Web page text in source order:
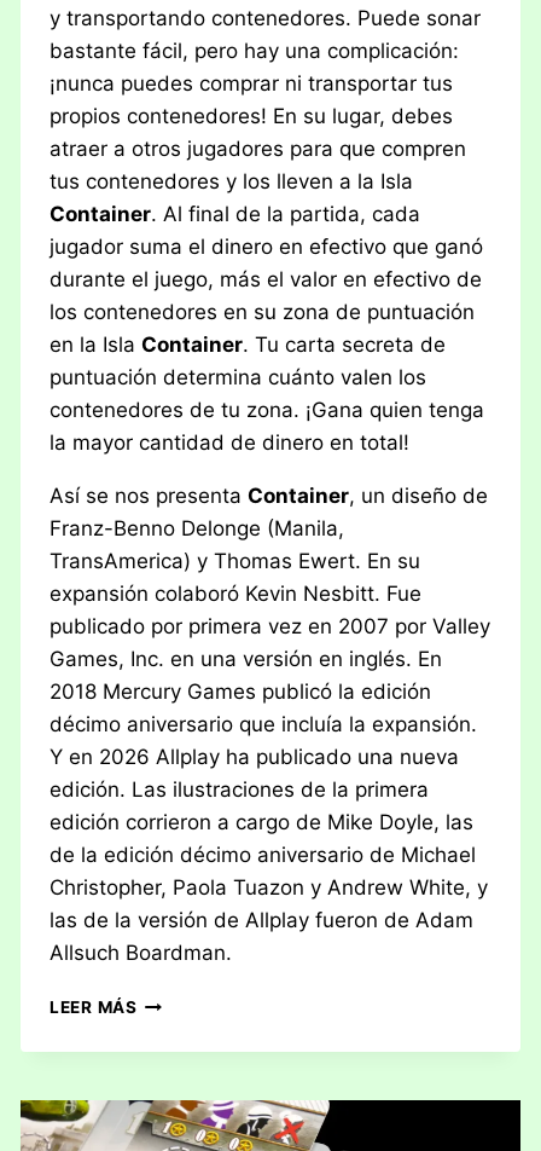
y transportando contenedores. Puede sonar
bastante fácil, pero hay una complicación:
¡nunca puedes comprar ni transportar tus
propios contenedores! En su lugar, debes
atraer a otros jugadores para que compren
tus contenedores y los lleven a la Isla
Container. Al final de la partida, cada
jugador suma el dinero en efectivo que ganó
durante el juego, más el valor en efectivo de
los contenedores en su zona de puntuación
en la IslaContainer. Tu carta secreta de
puntuación determina cuánto valen los
contenedores de tu zona. ¡Gana quien tenga
la mayor cantidad de dinero en total!
Así se nos presentaContainer, un diseño de
Franz-Benno Delonge (Manila,
TransAmerica) y Thomas Ewert. En su
expansión colaboró Kevin Nesbitt. Fue
publicado por primera vez en 2007 por Valley
Games, Inc. en una versión en inglés. En
2018 Mercury Games publicó la edición
décimo aniversario que incluía la expansión.
Y en 2026 Allplay ha publicado una nueva
edición. Las ilustraciones de la primera
edición corrieron a cargo de Mike Doyle, las
de la edición décimo aniversario de Michael
Christopher, Paola Tuazon y Andrew White, y
las de la versión de Allplay fueron de Adam
Allsuch Boardman.
LEER MÁS RESEÑA: